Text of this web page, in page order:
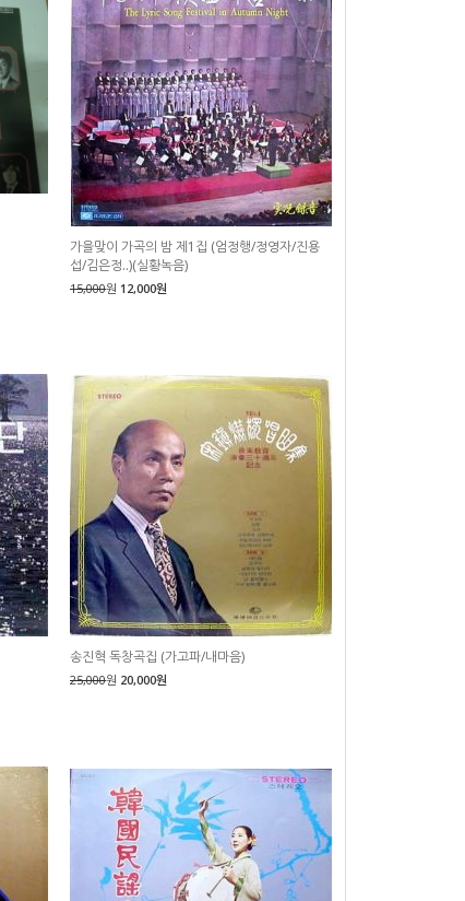
가을맞이 가곡의 밤 제1집 (엄정행/정영자/진용
섭/김은정..)(실황녹음)
15,000원 12,000원
송진혁 독창곡집 (가고파/내마음)
25,000원 20,000원